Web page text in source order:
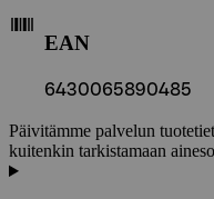
EAN
6430065890485
Päivitämme palvelun
kuitenkin tarkistamaan